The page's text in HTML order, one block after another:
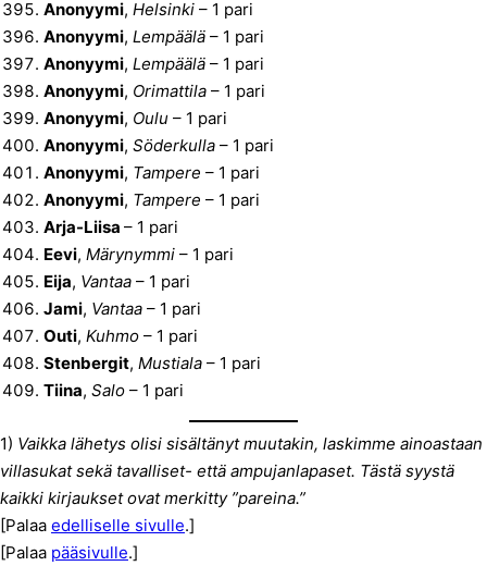
Anonyymi, Helsinki – 1 pari
Anonyymi, Lempäälä – 1 pari
Anonyymi, Lempäälä – 1 pari
Anonyymi, Orimattila – 1 pari
Anonyymi, Oulu – 1 pari
Anonyymi, Söderkulla – 1 pari
Anonyymi, Tampere – 1 pari
Anonyymi, Tampere – 1 pari
Arja-Liisa – 1 pari
Eevi, Märynymmi – 1 pari
Eija, Vantaa – 1 pari
Jami, Vantaa – 1 pari
Outi, Kuhmo – 1 pari
Stenbergit, Mustiala – 1 pari
Tiina, Salo – 1 pari
1) Vaikka lähetys olisi sisältänyt muutakin, laskimme ainoastaan
villasukat sekä tavalliset- että ampujanlapaset. Tästä syystä
kaikki kirjaukset ovat merkitty ”pareina.”
[Palaa edelliselle sivulle.]
[Palaa pääsivulle.]